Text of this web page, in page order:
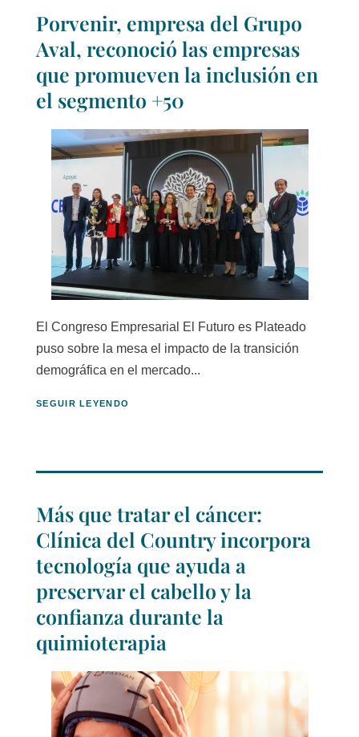
Porvenir, empresa del Grupo
Aval, reconoció las empresas
que promueven la inclusión en
el segmento +50
El Congreso Empresarial El Futuro es Plateado
puso sobre la mesa el impacto de la transición
demográfica en el mercado...
SEGUIR LEYENDO
Más que tratar el cáncer:
Clínica del Country incorpora
tecnología que ayuda a
preservar el cabello y la
confianza durante la
quimioterapia